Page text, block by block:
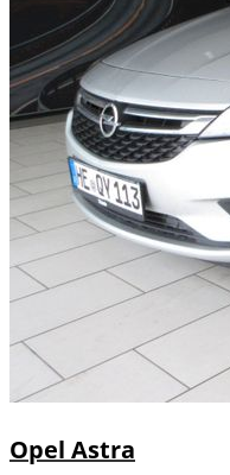
Opel Astra